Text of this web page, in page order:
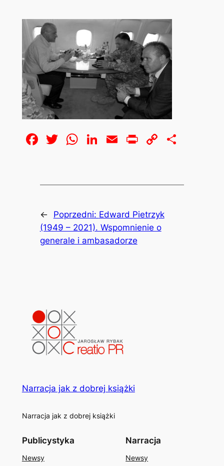
Facebook
Twitter
WhatsApp
LinkedIn
EmailPrintCopy
← Poprzedni: Edward Pietrzyk
(1949 – 2021). Wspomnienie o
generale i ambasadorze
Narracja jak z dobrej książki
Narracja jak z dobrej książki
Publicystyka
Newsy
Narracja
Newsy